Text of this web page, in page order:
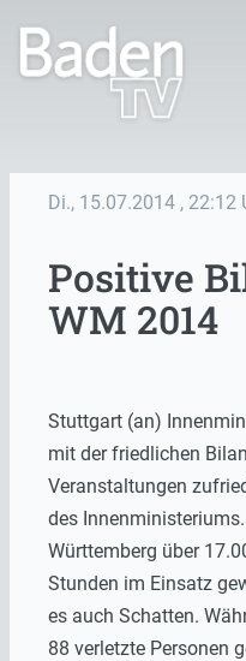
Di., 15.07.2014 , 22:12
Positive
WM 2014
Stuttgart (an)
mit der friedlichen
Veranstaltungen
des
Württemberg über
Stunden im Einsatz
es auch Schatten.
88 verletzte Personen